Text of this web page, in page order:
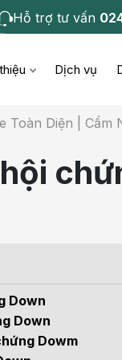
Hỗ trợ tư vấn
Dịch vụ
thiệp
tư
Toàn Diện | Cẩm
Down
Down
Dowm